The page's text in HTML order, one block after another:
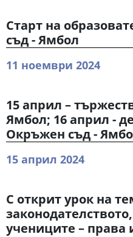
Старт на
съд - Ямбол
11 ноември 2024
15 април –
Ямбол; 16 април -
Окръжен съд -
15 април 2024
С открит урок на
учениците – права